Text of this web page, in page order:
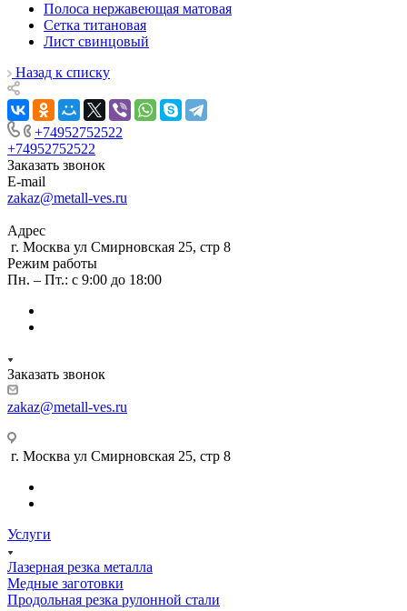
Полоса нержавеющая матовая
Сетка титановая
Лист свинцовый
Назад к списку
+74952752522
+74952752522
Заказать звонок
E-mail
zakaz@metall-ves.ru
Адрес
г. Москва ул Смирновская 25, стр 8
Режим работы
Пн. – Пт.: с 9:00 до 18:00
Заказать звонок
zakaz@metall-ves.ru
г. Москва ул Смирновская 25, стр 8
Услуги
Лазерная резка металла
Медные заготовки
Продольная резка рулонной стали